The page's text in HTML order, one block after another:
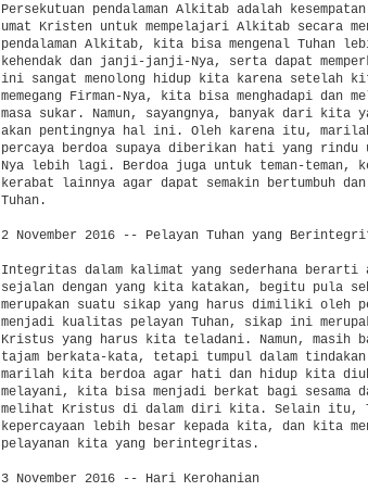
Persekutuan pendalaman Alkitab adalah
umat Kristen untuk mempelajari Alkitab secara
pendalaman Alkitab, kita bisa mengenal Tuhan
kehendak dan janji-janji-Nya, serta dapat
ini sangat menolong hidup kita karena setelah
memegang Firman-Nya, kita bisa menghadapi dan
masa sukar. Namun, sayangnya, banyak dari kita
akan pentingnya hal ini. Oleh karena itu,
percaya berdoa supaya diberikan hati yang
Nya lebih lagi. Berdoa juga untuk teman-teman,
kerabat lainnya agar dapat semakin bertumbuh
Tuhan.
2 November 2016 -- Pelayan Tuhan yang
Integritas dalam kalimat yang sederhana
sejalan dengan yang kita katakan, begitu pula
merupakan suatu sikap yang harus dimiliki oleh
menjadi kualitas pelayan Tuhan, sikap ini
Kristus yang harus kita teladani. Namun, masih
tajam berkata-kata, tetapi tumpul dalam
marilah kita berdoa agar hati dan hidup kita
melayani, kita bisa menjadi berkat bagi sesama
melihat Kristus di dalam diri kita. Selain itu,
kepercayaan lebih besar kepada kita, dan kita
pelayanan kita yang berintegritas.
3 November 2016 -- Hari Kerohanian